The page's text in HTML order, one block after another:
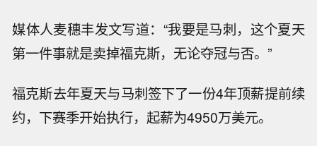
媒体人麦穗丰发文写道：“我要是马刺，这个夏天
第一件事就是卖掉福克斯，无论夺冠与否。”
福克斯去年夏天与马刺签下了一份4年顶薪提前续
约，下赛季开始执行，起薪为4950万美元。